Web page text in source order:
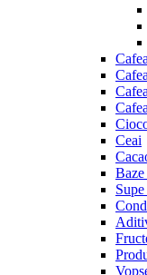
Ceai